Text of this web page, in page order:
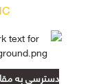
دسترسی به